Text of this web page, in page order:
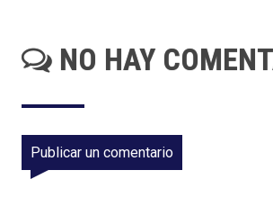
NO HAY
Publicar un comentario